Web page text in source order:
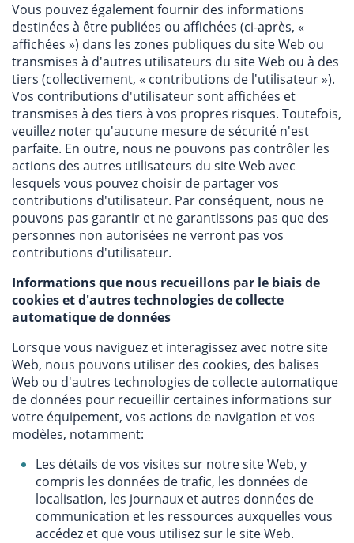
Vous pouvez également fournir des informations
destinées à être publiées ou affichées (ci-après, «
affichées ») dans les zones publiques du site Web ou
transmises à d'autres utilisateurs du site Web ou à des
tiers (collectivement, « contributions de l'utilisateur »).
Vos contributions d'utilisateur sont affichées et
transmises à des tiers à vos propres risques. Toutefois,
veuillez noter qu'aucune mesure de sécurité n'est
parfaite. En outre, nous ne pouvons pas contrôler les
actions des autres utilisateurs du site Web avec
lesquels vous pouvez choisir de partager vos
contributions d'utilisateur. Par conséquent, nous ne
pouvons pas garantir et ne garantissons pas que des
personnes non autorisées ne verront pas vos
contributions d'utilisateur.
Informations que nous recueillons par le biais de
cookies et d'autres technologies de collecte
automatique de données
Lorsque vous naviguez et interagissez avec notre site
Web, nous pouvons utiliser des cookies, des balises
Web ou d'autres technologies de collecte automatique
de données pour recueillir certaines informations sur
votre équipement, vos actions de navigation et vos
modèles, notamment:
Les détails de vos visites sur notre site Web, y
compris les données de trafic, les données de
localisation, les journaux et autres données de
communication et les ressources auxquelles vous
accédez et que vous utilisez sur le site Web.